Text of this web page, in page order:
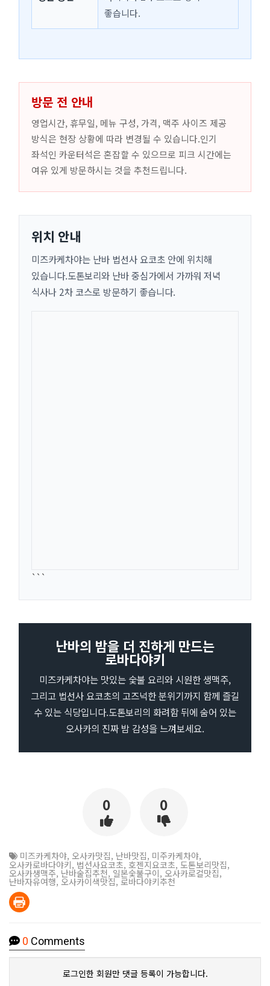
좋습니다.
방문 전 안내
영업시간, 휴무일, 메뉴 구성, 가격, 맥주 사이즈 제공
방식은 현장 상황에 따라 변경될 수 있습니다.인기
좌석인 카운터석은 혼잡할 수 있으므로 피크 시간에는
여유 있게 방문하시는 것을 추천드립니다.
위치 안내
미즈카케차야는 난바 법선사 요코초 안에 위치해
있습니다.도톤보리와 난바 중심가에서 가까워 저녁
식사나 2차 코스로 방문하기 좋습니다.
```
난바의 밤을 더 진하게 만드는
로바다야키
미즈카케차야는 맛있는 숯불 요리와 시원한 생맥주,
그리고 법선사 요코초의 고즈넉한 분위기까지 함께 즐길
수 있는 식당입니다.도톤보리의 화려함 뒤에 숨어 있는
오사카의 진짜 밤 감성을 느껴보세요.
0 0
미즈카케차야, 오사카맛집, 난바맛집, 미주카케차야,
오사카로바다야키, 법선사요코초, 호젠지요코초, 도톤보리맛집,
오사카생맥주, 난바술집추천, 일본숯불구이, 오사카로컬맛집,
난바자유여행, 오사카이색맛집, 로바다야키추천
0 Comments
로그인한 회원만 댓글 등록이 가능합니다.